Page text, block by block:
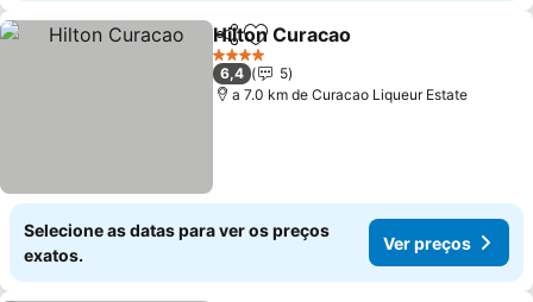
PartilharAdicionar aos favoritos
Hilton Curacao
4 Estrelas
6,4
5
a 7.0 km de Curacao Liqueur Estate
Selecione as datas para ver os preços
exatos.
Ver preços